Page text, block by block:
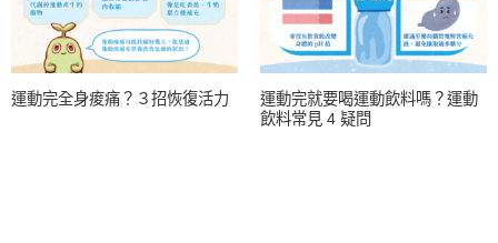
運動完全身痠痛？３招恢復活力
運動完就要喝運動飲料嗎？運動
飲料常見 4 疑問